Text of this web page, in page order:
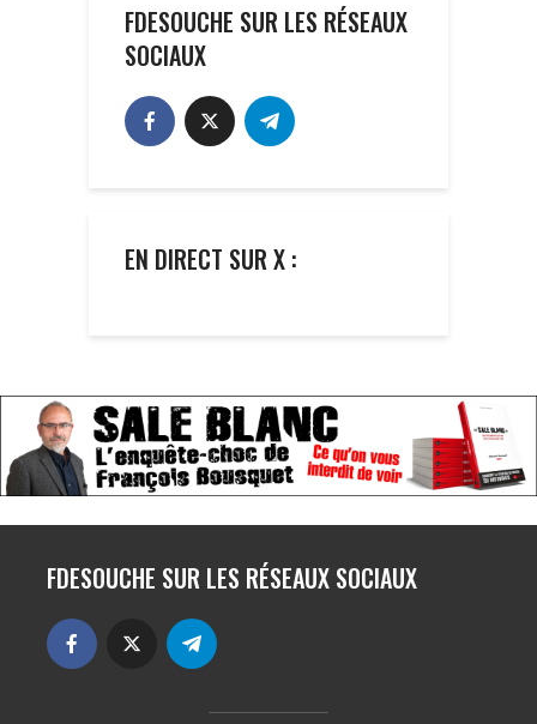
FDESOUCHE SUR LES RÉSEAUX
SOCIAUX
EN DIRECT SUR X :
FDESOUCHE SUR LES RÉSEAUX SOCIAUX